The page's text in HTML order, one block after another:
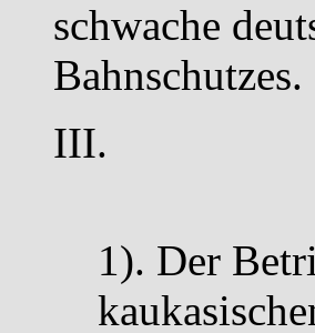
schwache
Bahnschutzes.
III.
1). Der